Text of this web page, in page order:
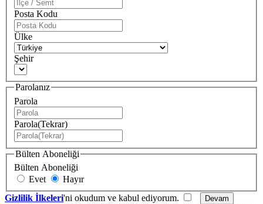
Posta Kodu
Ülke
Şehir
Parolanız
Parola
Parola(Tekrar)
Bülten Aboneliği
Bülten Aboneliği
Evet
Hayır
Gizlilik İlkeleri'ni okudum ve kabul ediyorum.